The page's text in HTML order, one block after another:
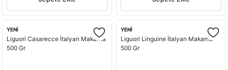
YENİ
Liguori Casarecce İtalyan Makarna
500 Gr
YENİ
Liguori Linguine İtalyan Makarna
500 Gr